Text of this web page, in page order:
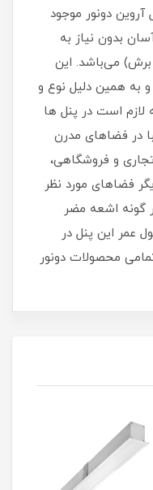
آروین دونور موجود
بدون نیاز به
می‌باشد. این
به همین دلیل نوع و
لازم است در پنل ها
در فضاهای مدرن
تجاری و فروشگاهی،
فضاهای مورد نظر
گونه اشعه مضر
عمر این پنل در
تمامی محصولات دونور